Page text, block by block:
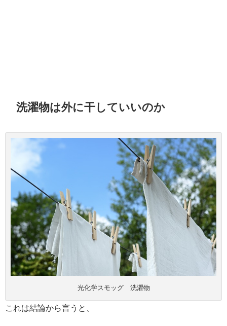
洗濯物は外に干していいのか
光化学スモッグ 洗濯物
これは結論から言うと、